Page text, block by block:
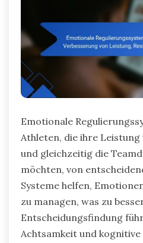
Emotionale
Athleten, die ihre
und gleichzeitig die
möchten, von
Systeme helfen,
zu managen, was zu
Entscheidungsfindung
Achtsamkeit und